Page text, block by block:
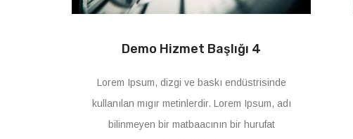
Demo Hizmet Başlığı 4
Lorem Ipsum, dizgi ve baskı endüstrisinde
kullanılan mıgır metinlerdir. Lorem Ipsum, adı
bilinmeyen bir matbaacının bir hurufat